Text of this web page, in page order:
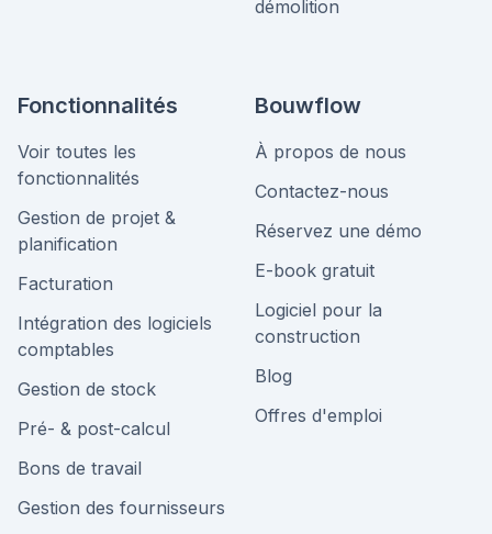
démolition
Fonctionnalités
Voir toutes les
fonctionnalités
Gestion de projet &
planification
Facturation
Intégration des logiciels
comptables
Gestion de stock
Pré- & post-calcul
Bons de travail
Gestion des fournisseurs
Bouwflow
À propos de nous
Contactez-nous
Réservez une démo
E-book gratuit
Logiciel pour la
construction
Blog
Offres d'emploi